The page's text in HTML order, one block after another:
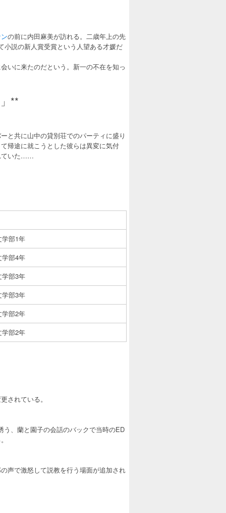
の前に内田麻美が訪れる。二歳年上の先
小説の新人賞受賞という人望ある才媛だ
いに来たのだという。新一の不在を知っ
**
と共に山中の貸別荘でのパーティに盛り
帰途に就こうとした彼らは異変に気付
ていた……
部1年
部4年
部3年
部3年
部2年
部2年
されている。
う、蘭と園子の会話のバックで当時のED
声で激怒して説教を行う場面が追加され